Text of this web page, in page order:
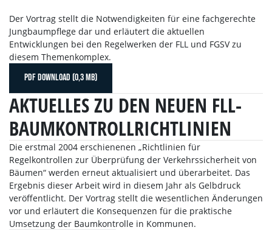
Der Vortrag stellt die Notwendigkeiten für eine fachgerechte
Jungbaumpflege dar und erläutert die aktuellen
Entwicklungen bei den Regelwerken der FLL und FGSV zu
diesem Themenkomplex.
PDF DOWNLOAD (0,3 MB)
AKTUELLES ZU DEN NEUEN FLL-
BAUMKONTROLLRICHTLINIEN
Die erstmal 2004 erschienenen „Richtlinien für
Regelkontrollen zur Überprüfung der Verkehrssicherheit von
Bäumen“ werden erneut aktualisiert und überarbeitet. Das
Ergebnis dieser Arbeit wird in diesem Jahr als Gelbdruck
veröffentlicht. Der Vortrag stellt die wesentlichen Änderungen
vor und erläutert die Konsequenzen für die praktische
Umsetzung der Baumkontrolle in Kommunen.